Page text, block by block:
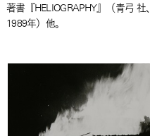
著書『HELIOGRAPHY』（青弓
1989年）他。